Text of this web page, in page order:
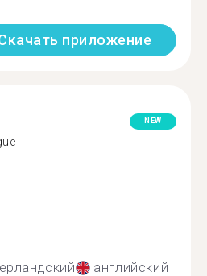
приложение
NEW
английский